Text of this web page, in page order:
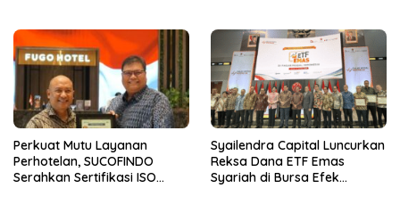
Perkuat Mutu Layanan
Perhotelan, SUCOFINDO
Serahkan Sertifikasi ISO
Syailendra Capital Luncurkan
Reksa Dana ETF Emas
Syariah di Bursa Efek